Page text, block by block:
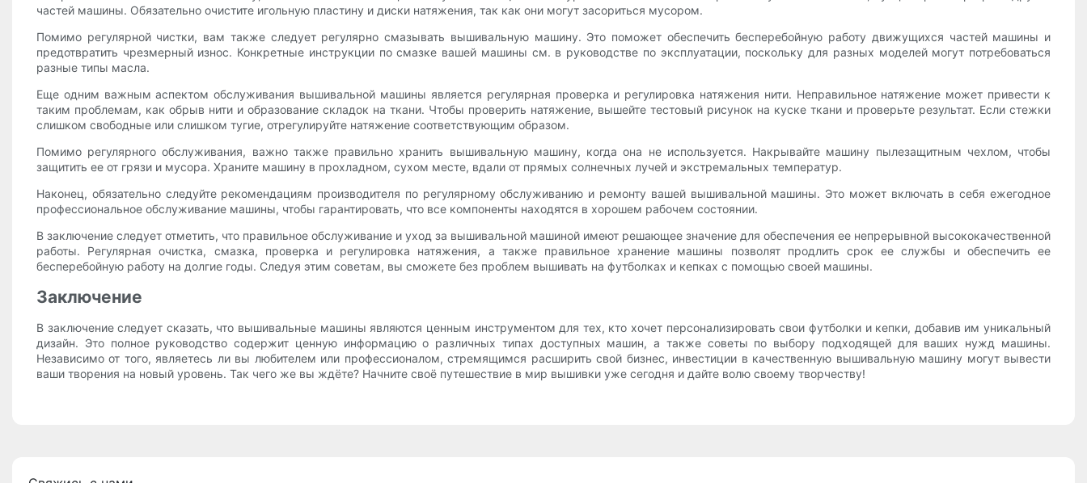
частей машины. Обязательно очистите игольную пластину и диски натяжения, так как они могут засориться мусором.
Помимо регулярной чистки, вам также следует регулярно смазывать вышивальную машину. Это поможет обеспечить бесперебойную работу движущихся частей машины и
предотвратить чрезмерный износ. Конкретные инструкции по смазке вашей машины см. в руководстве по эксплуатации, поскольку для разных моделей могут потребоваться
разные типы масла.
Еще одним важным аспектом обслуживания вышивальной машины является регулярная проверка и регулировка натяжения нити. Неправильное натяжение может привести к
таким проблемам, как обрыв нити и образование складок на ткани. Чтобы проверить натяжение, вышейте тестовый рисунок на куске ткани и проверьте результат. Если стежки
слишком свободные или слишком тугие, отрегулируйте натяжение соответствующим образом.
Помимо регулярного обслуживания, важно также правильно хранить вышивальную машину, когда она не используется. Накрывайте машину пылезащитным чехлом, чтобы
защитить ее от грязи и мусора. Храните машину в прохладном, сухом месте, вдали от прямых солнечных лучей и экстремальных температур.
Наконец, обязательно следуйте рекомендациям производителя по регулярному обслуживанию и ремонту вашей вышивальной машины. Это может включать в себя ежегодное
профессиональное обслуживание машины, чтобы гарантировать, что все компоненты находятся в хорошем рабочем состоянии.
В заключение следует отметить, что правильное обслуживание и уход за вышивальной машиной имеют решающее значение для обеспечения ее непрерывной высококачественной
работы. Регулярная очистка, смазка, проверка и регулировка натяжения, а также правильное хранение машины позволят продлить срок ее службы и обеспечить ее
бесперебойную работу на долгие годы. Следуя этим советам, вы сможете без проблем вышивать на футболках и кепках с помощью своей машины.
Заключение
В заключение следует сказать, что вышивальные машины являются ценным инструментом для тех, кто хочет персонализировать свои футболки и кепки, добавив им уникальный
дизайн. Это полное руководство содержит ценную информацию о различных типах доступных машин, а также советы по выбору подходящей для ваших нужд машины.
Независимо от того, являетесь ли вы любителем или профессионалом, стремящимся расширить свой бизнес, инвестиции в качественную вышивальную машину могут вывести
ваши творения на новый уровень. Так чего же вы ждёте? Начните своё путешествие в мир вышивки уже сегодня и дайте волю своему творчеству!